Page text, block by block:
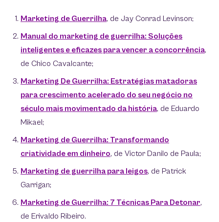
Marketing de Guerrilha, de Jay Conrad Levinson;
Manual do marketing de guerrilha: Soluções
inteligentes e eficazes para vencer a concorrência,
de Chico Cavalcante;
Marketing De Guerrilha: Estratégias matadoras
para crescimento acelerado do seu negócio no
século mais movimentado da história, de Eduardo
Mikael;
Marketing de Guerrilha: Transformando
criatividade em dinheiro, de Victor Danilo de Paula;
Marketing de guerrilha para leigos, de Patrick
Garrigan;
Marketing de Guerrilha: 7 Técnicas Para Detonar,
de Erivaldo Ribeiro.